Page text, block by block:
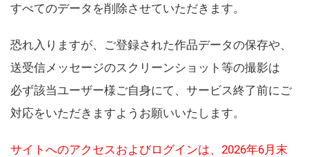
すべてのデータを削除させていただきます。
恐れ入りますが、ご登録された作品データの保存や、
送受信メッセージのスクリーンショット等の撮影は
必ず該当ユーザー様ご自身にて、サービス終了前にご
対応をいただきますようお願いいたします。
サイトへのアクセスおよびログインは、2026年6月末